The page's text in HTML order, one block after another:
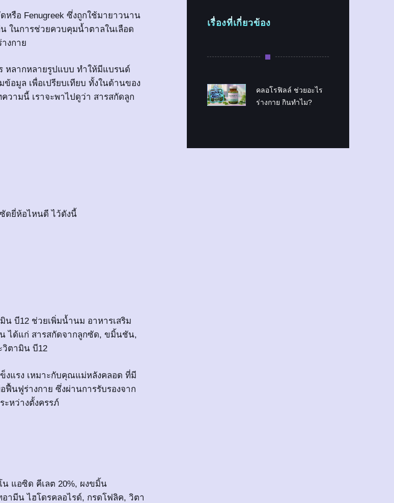
รือ Fenugreek ซึ่งถูกใช้มายาวนาน
ในการช่วยควบคุมน้ำตาลในเลือด
งกาย
หลากหลายรูปแบบ ทำให้มีแบรนด์
อมูล เพื่อเปรียบเทียบ ทั้งในด้านของ
ามนี้ เราจะพาไปดูว่า สารสกัดลูก
ซัดยี่ห้อไหนดี ไว้ดังนี้
บี12 ช่วยเพิ่มน้ำนม อาหารเสริม
ได้แก่ สารสกัดจากลูกซัด, ขมิ้นชัน,
วิตามิน บี12
งแรง เหมาะกับคุณแม่หลังคลอด ที่มี
ฟื้นฟูร่างกาย ซึ่งผ่านการรับรองจาก
หว่างตั้งครรภ์
แอซิด คีเลต 20%, ผงขมิ้น
ามีน ไฮโดรคลอไรด์, กรดโฟลิค, วิตา
เรื่องที่เกี่ยวข้อง
คลอโรฟิลล์ ช่วยอะไร
ร่างกาย กินทำไม?